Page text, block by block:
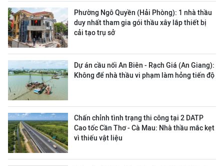
Phường Ngô Quyền (Hải Phòng): 1 nhà thầu
duy nhất tham gia gói thầu xây lắp thiết bị
cải tạo trụ sở
Dự án cầu nối An Biên - Rạch Giá (An Giang):
Không để nhà thầu vi phạm làm hỏng tiến độ
Chấn chỉnh tình trạng thi công tại 2 DATP
Cao tốc Cần Thơ - Cà Mau: Nhà thầu mắc kẹt
vì thiếu vật liệu